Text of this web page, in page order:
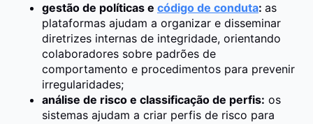
gestão de políticas e código de conduta: as
plataformas ajudam a organizar e disseminar
diretrizes internas de integridade, orientando
colaboradores sobre padrões de
comportamento e procedimentos para prevenir
irregularidades;
análise de risco e classificação de perfis: os
sistemas ajudam a criar perfis de risco para